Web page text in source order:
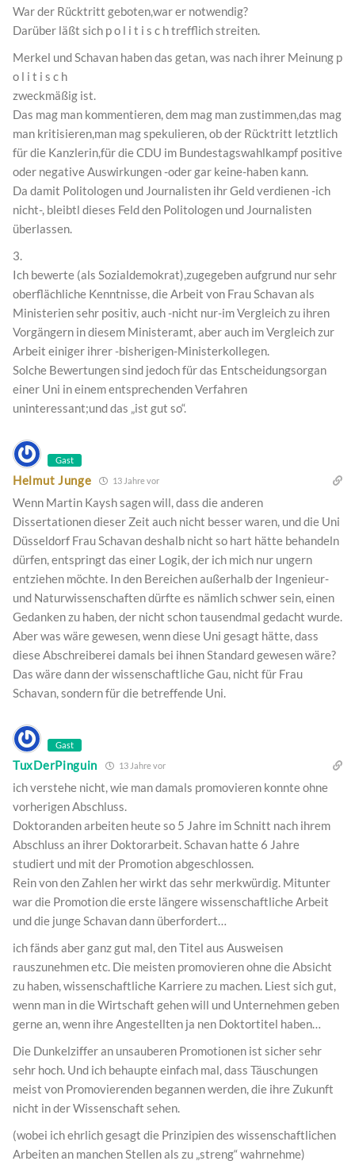
War der Rücktritt geboten,war er notwendig?
Darüber läßt sich p o l i t i s c h trefflich streiten.
Merkel und Schavan haben das getan, was nach ihrer Meinung p
o l i t i s c h
zweckmäßig ist.
Das mag man kommentieren, dem mag man zustimmen,das mag
man kritisieren,man mag spekulieren, ob der Rücktritt letztlich
für die Kanzlerin,für die CDU im Bundestagswahlkampf positive
oder negative Auswirkungen -oder gar keine-haben kann.
Da damit Politologen und Journalisten ihr Geld verdienen -ich
nicht-, bleibtl dieses Feld den Politologen und Journalisten
überlassen.
3.
Ich bewerte (als Sozialdemokrat),zugegeben aufgrund nur sehr
oberflächliche Kenntnisse, die Arbeit von Frau Schavan als
Ministerien sehr positiv, auch -nicht nur-im Vergleich zu ihren
Vorgängern in diesem Ministeramt, aber auch im Vergleich zur
Arbeit einiger ihrer -bisherigen-Ministerkollegen.
Solche Bewertungen sind jedoch für das Entscheidungsorgan
einer Uni in einem entsprechenden Verfahren
uninteressant;und das „ist gut so“.
Gast
Helmut Junge 13 Jahre vor
Wenn Martin Kaysh sagen will, dass die anderen
Dissertationen dieser Zeit auch nicht besser waren, und die Uni
Düsseldorf Frau Schavan deshalb nicht so hart hätte behandeln
dürfen, entspringt das einer Logik, der ich mich nur ungern
entziehen möchte. In den Bereichen außerhalb der Ingenieur-
und Naturwissenschaften dürfte es nämlich schwer sein, einen
Gedanken zu haben, der nicht schon tausendmal gedacht wurde.
Aber was wäre gewesen, wenn diese Uni gesagt hätte, dass
diese Abschreiberei damals bei ihnen Standard gewesen wäre?
Das wäre dann der wissenschaftliche Gau, nicht für Frau
Schavan, sondern für die betreffende Uni.
Gast
TuxDerPinguin 13 Jahre vor
ich verstehe nicht, wie man damals promovieren konnte ohne
vorherigen Abschluss.
Doktoranden arbeiten heute so 5 Jahre im Schnitt nach ihrem
Abschluss an ihrer Doktorarbeit. Schavan hatte 6 Jahre
studiert und mit der Promotion abgeschlossen.
Rein von den Zahlen her wirkt das sehr merkwürdig. Mitunter
war die Promotion die erste längere wissenschaftliche Arbeit
und die junge Schavan dann überfordert…
ich fänds aber ganz gut mal, den Titel aus Ausweisen
rauszunehmen etc. Die meisten promovieren ohne die Absicht
zu haben, wissenschaftliche Karriere zu machen. Liest sich gut,
wenn man in die Wirtschaft gehen will und Unternehmen geben
gerne an, wenn ihre Angestellten ja nen Doktortitel haben…
Die Dunkelziffer an unsauberen Promotionen ist sicher sehr
sehr hoch. Und ich behaupte einfach mal, dass Täuschungen
meist von Promovierenden begannen werden, die ihre Zukunft
nicht in der Wissenschaft sehen.
(wobei ich ehrlich gesagt die Prinzipien des wissenschaftlichen
Arbeiten an manchen Stellen als zu „streng“ wahrnehme)